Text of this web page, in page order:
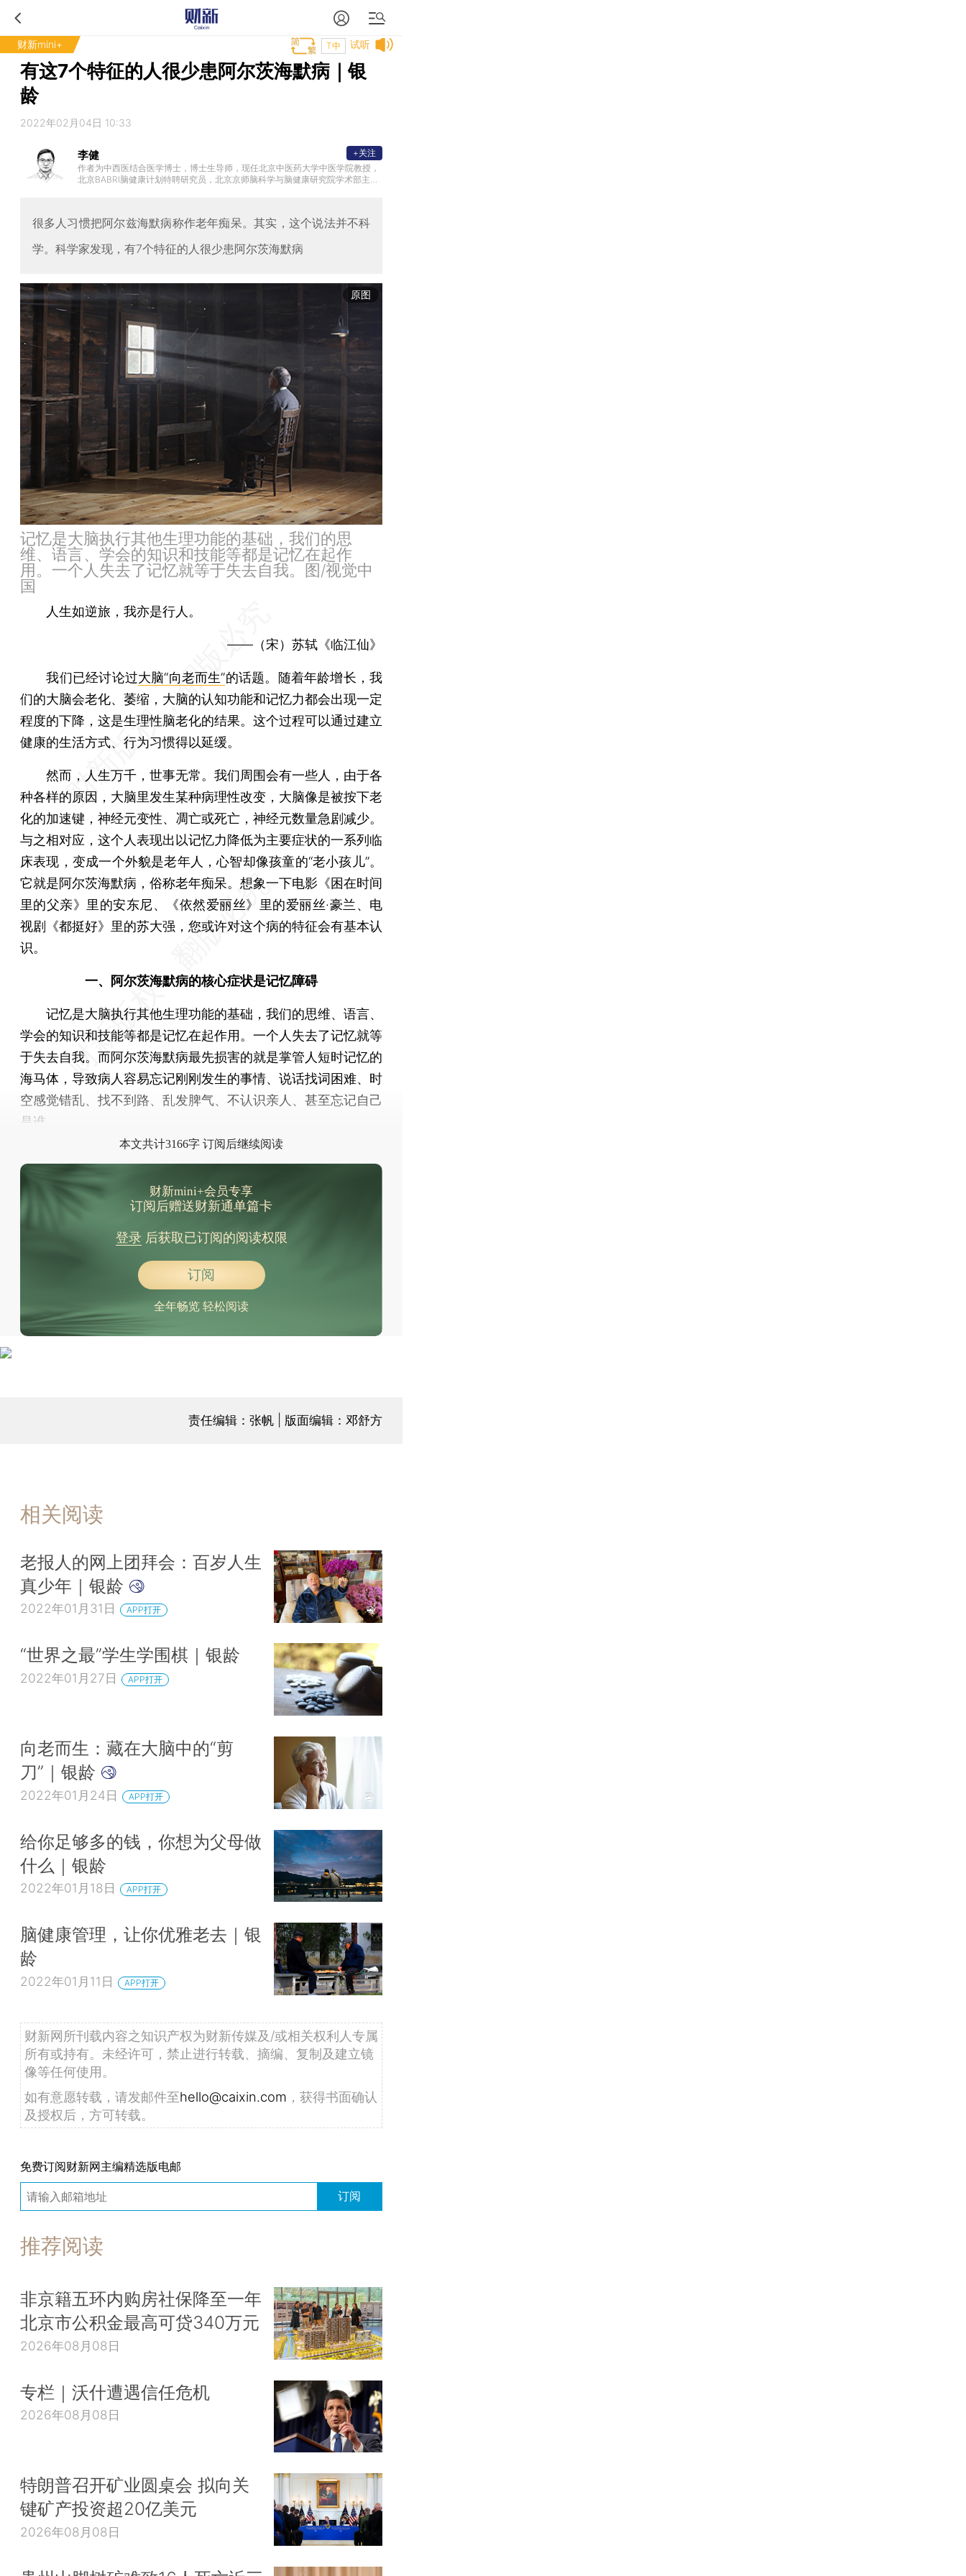
财新mini+ 试听
T中
有这7个特征的人很少患阿尔茨海默病｜银
龄
2022年02月04日 10:33
李健
作者为中西医结合医学博士，博士生导师，现任北京中医药大学中医学院教授，
北京BABRI脑健康计划特聘研究员，北京京师脑科学与脑健康研究院学术部主任
+关注
很多人习惯把阿尔兹海默病称作老年痴呆。其实，这个说法并不科
学。科学家发现，有7个特征的人很少患阿尔茨海默病
原图
记忆是大脑执行其他生理功能的基础，我们的思
维、语言、学会的知识和技能等都是记忆在起作
用。一个人失去了记忆就等于失去自我。图/视觉中
国
人生如逆旅，我亦是行人。
——（宋）苏轼《临江仙》
我们已经讨论过大脑“向老而生”的话题。随着年龄增长，我
们的大脑会老化、萎缩，大脑的认知功能和记忆力都会出现一定
程度的下降，这是生理性脑老化的结果。这个过程可以通过建立
健康的生活方式、行为习惯得以延缓。
然而，人生万千，世事无常。我们周围会有一些人，由于各
种各样的原因，大脑里发生某种病理性改变，大脑像是被按下老
化的加速键，神经元变性、凋亡或死亡，神经元数量急剧减少。
与之相对应，这个人表现出以记忆力降低为主要症状的一系列临
床表现，变成一个外貌是老年人，心智却像孩童的“老小孩儿”。
它就是阿尔茨海默病，俗称老年痴呆。想象一下电影《困在时间
里的父亲》里的安东尼、《依然爱丽丝》里的爱丽丝·豪兰、电
视剧《都挺好》里的苏大强，您或许对这个病的特征会有基本认
识。
一、阿尔茨海默病的核心症状是记忆障碍
记忆是大脑执行其他生理功能的基础，我们的思维、语言、
学会的知识和技能等都是记忆在起作用。一个人失去了记忆就等
于失去自我。而阿尔茨海默病最先损害的就是掌管人短时记忆的
海马体，导致病人容易忘记刚刚发生的事情、说话找词困难、时
空感觉错乱、找不到路、乱发脾气、不认识亲人、甚至忘记自己
是谁……
本文共计3166字 订阅后继续阅读
财新mini+会员专享
订阅后赠送财新通单篇卡
登录后获取已订阅的阅读权限
订阅
全年畅览 轻松阅读
责任编辑：张帆 | 版面编辑：邓舒方
相关阅读
老报人的网上团拜会：百岁人生
真少年｜银龄
2022年01月31日 APP打开
“世界之最”学生学围棋｜银龄
2022年01月27日 APP打开
向老而生：藏在大脑中的“剪
刀”｜银龄
2022年01月24日 APP打开
给你足够多的钱，你想为父母做
什么｜银龄
2022年01月18日 APP打开
脑健康管理，让你优雅老去｜银
龄
2022年01月11日 APP打开
财新网所刊载内容之知识产权为财新传媒及/或相关权利人专属
所有或持有。未经许可，禁止进行转载、摘编、复制及建立镜
像等任何使用。
如有意愿转载，请发邮件至hello@caixin.com ，获得书面确认
及授权后，方可转载。
免费订阅财新网主编精选版电邮
订阅
推荐阅读
非京籍五环内购房社保降至一年
北京市公积金最高可贷340万元
2026年08月08日
专栏｜沃什遭遇信任危机
2026年08月08日
特朗普召开矿业圆桌会 拟向关
键矿产投资超20亿美元
2026年08月08日